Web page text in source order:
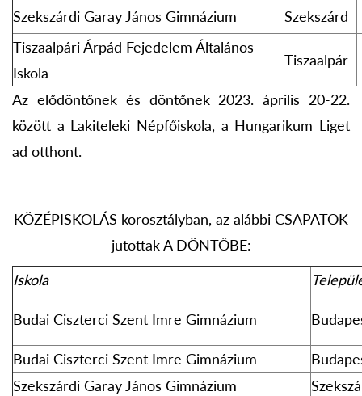
Szekszárdi Garay János Gimnázium
Szekszárd
Tiszaalpári Árpád Fejedelem Általános
Iskola
Tiszaalpár
Az elődöntőnek és döntőnek 2023. április 20-22.
között a Lakiteleki Népfőiskola, a Hungarikum Liget
ad otthont.
KÖZÉPISKOLÁS korosztályban, az alábbi CSAPATOK
jutottak A DÖNTŐBE:
Iskola
Budai Ciszterci Szent Imre Gimnázium
Budai Ciszterci Szent Imre Gimnázium
Szekszárdi Garay János Gimnázium